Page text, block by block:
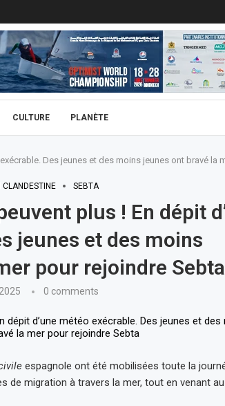
CULTURE PLANÈTE
Des jeunes et des moins jeunes ont bravé la
CLANDESTINE SEBTA
plus ! En dépit
jeunes et des moins
pour rejoindre Sebta
0 comments
espagnole ont été mobilisées toute la
de migration à travers la mer, tout en venant